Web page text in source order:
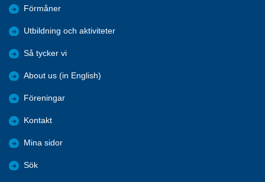
Förmåner
Utbildning och aktiviteter
Så tycker vi
About us (in English)
Föreningar
Kontakt
Mina sidor
Sök